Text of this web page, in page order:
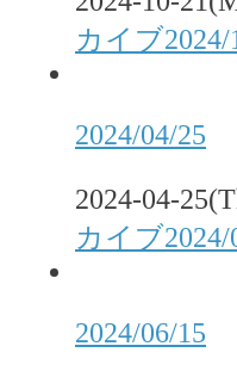
カイブ2024/
2024/04/25
2024-04-
カイブ2024/
2024/06/15